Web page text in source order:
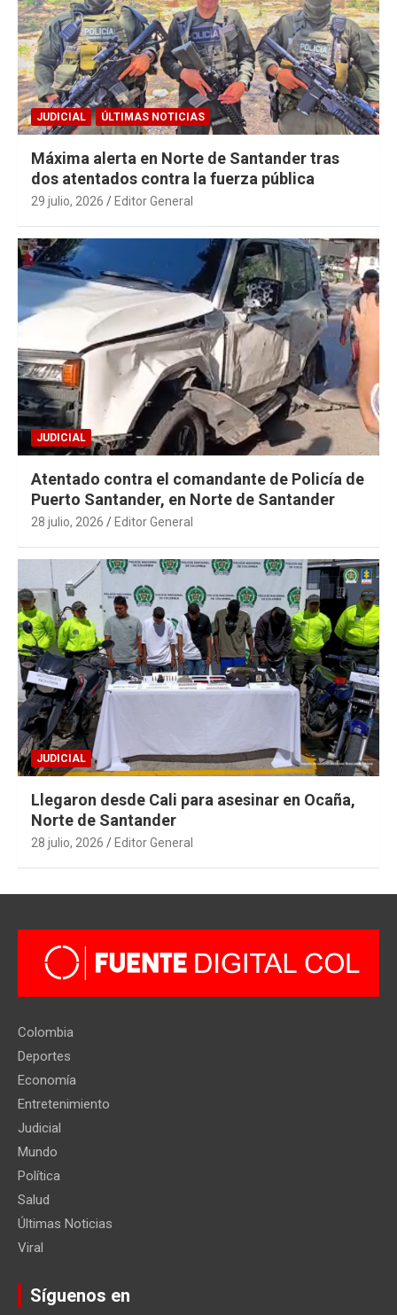
JUDICIAL ÚLTIMAS NOTICIAS
Máxima alerta en Norte de Santander tras
dos atentados contra la fuerza pública
29 julio, 2026 Editor General
JUDICIAL
Atentado contra el comandante de Policía de
Puerto Santander, en Norte de Santander
28 julio, 2026 Editor General
JUDICIAL
Llegaron desde Cali para asesinar en Ocaña,
Norte de Santander
28 julio, 2026 Editor General
Colombia
Deportes
Economía
Entretenimiento
Judicial
Mundo
Política
Salud
Últimas Noticias
Viral
Síguenos en